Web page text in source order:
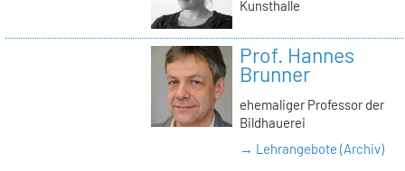
Kunsthalle
Prof. Hannes
Brunner
ehemaliger Professor der
Bildhauerei
→ Lehrangebote (Archiv)